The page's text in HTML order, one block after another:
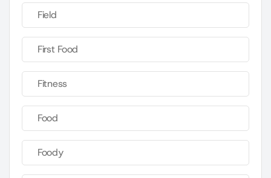
Field
First Food
Fitness
Food
Foody